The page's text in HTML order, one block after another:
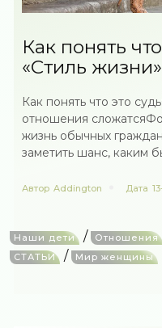
Как понять
«Стиль
Как понять что это
отношения
жизнь обычных
заметить шанс, каким
Автор Addington Дата
Наши дети / Отношения
СТАТЬИ / Мир женщины